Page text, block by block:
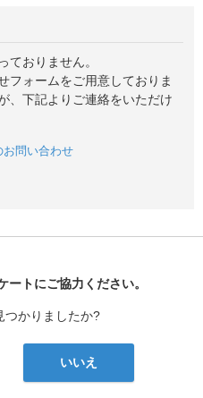
ておりません。
フォームをご用意しておりま
、下記よりご連絡をいただけ
お問い合わせ
ートにご協力ください。
つかりましたか?
いいえ